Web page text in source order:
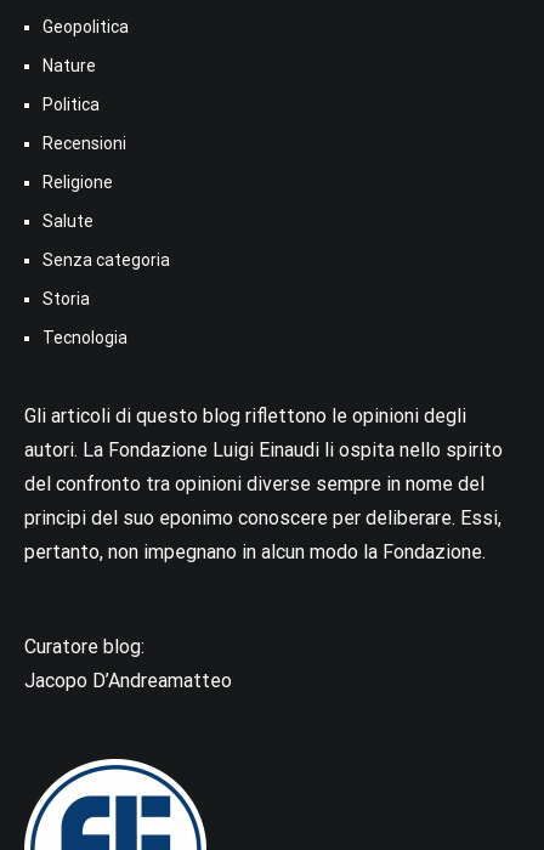
Geopolitica
Nature
Politica
Recensioni
Religione
Salute
Senza categoria
Storia
Tecnologia
Gli articoli di questo blog riflettono le opinioni degli
autori. La Fondazione Luigi Einaudi li ospita nello spirito
del confronto tra opinioni diverse sempre in nome del
principi del suo eponimo conoscere per deliberare. Essi,
pertanto, non impegnano in alcun modo la Fondazione.
Curatore blog:
Jacopo D’Andreamatteo